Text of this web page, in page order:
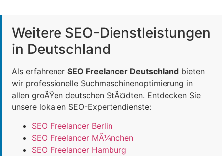
Weitere SEO-Dienstleistungen
in Deutschland
Als erfahrener SEO Freelancer Deutschland bieten
wir professionelle Suchmaschinenoptimierung in
allen groÃŸen deutschen StÃ¤dten. Entdecken Sie
unsere lokalen SEO-Expertendienste:
SEO Freelancer Berlin
SEO Freelancer MÃ¼nchen
SEO Freelancer Hamburg